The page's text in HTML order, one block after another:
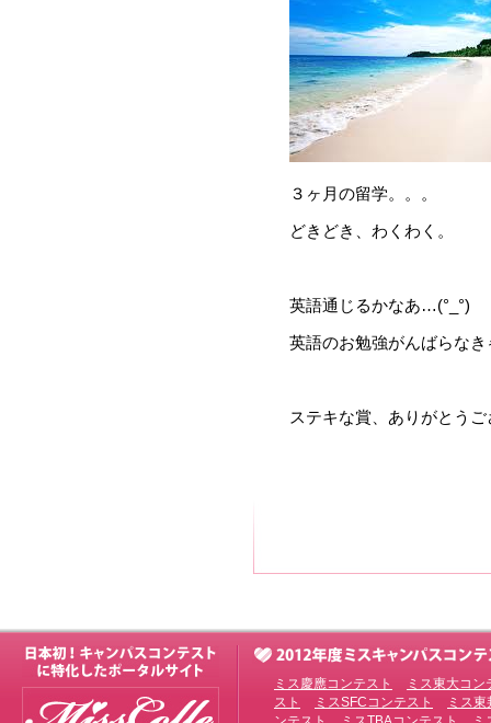
３ヶ月の留学。。。
どきどき、わくわく。
英語通じるかなあ…(°_°)
英語のお勉強がんばらなき
ステキな賞、ありがとう
ミス慶應コンテスト
ミス東大コン
スト
ミスSFCコンテスト
ミス